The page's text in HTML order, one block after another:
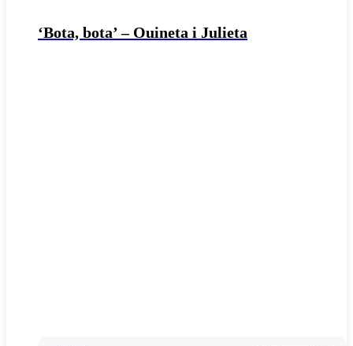
‘Bota, bota’ – Ouineta i Julieta